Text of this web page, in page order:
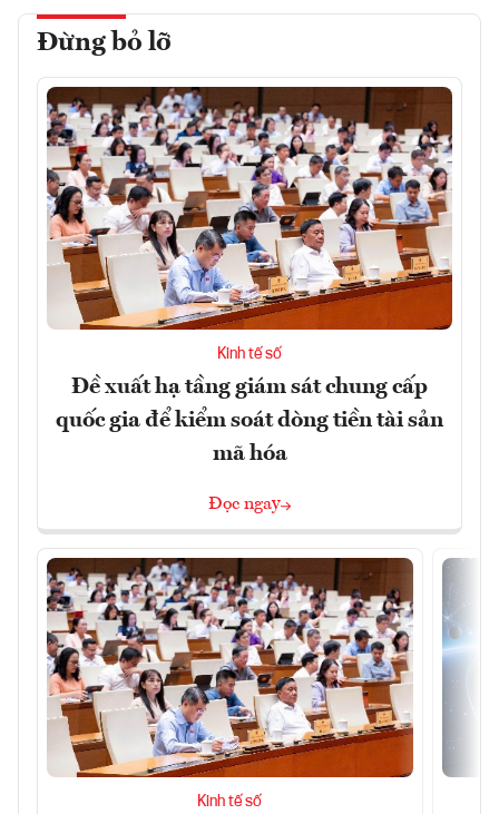
Đừng bỏ lỡ
Kinh tế số
Đề xuất hạ tầng giám sát chung cấp
quốc gia để kiểm soát dòng tiền tài sản
mã hóa
Đọc ngay
Kinh tế số